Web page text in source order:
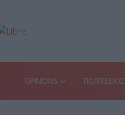
OPINIONS ΠΟΛΙΤΙΣΜΟΣ